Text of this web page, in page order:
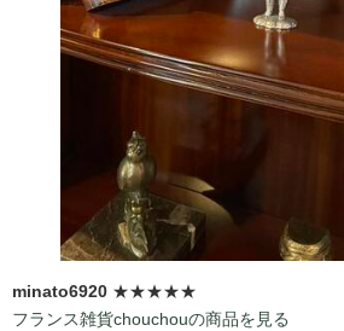
minato6920 ★★★★★
フランス雑貨chouchouの商品を見る